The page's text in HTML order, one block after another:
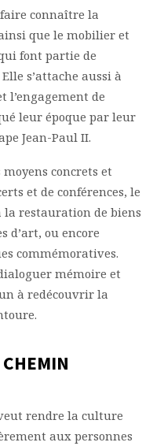
connaître la
que le mobilier et
font partie de
s’attache aussi à
l’engagement de
leur époque par leur
Jean-Paul II.
moyens concrets et
et de conférences, le
la restauration de biens
d’art, ou encore
commémoratives.
mémoire et
à redécouvrir la
veut rendre la culture
aux personnes